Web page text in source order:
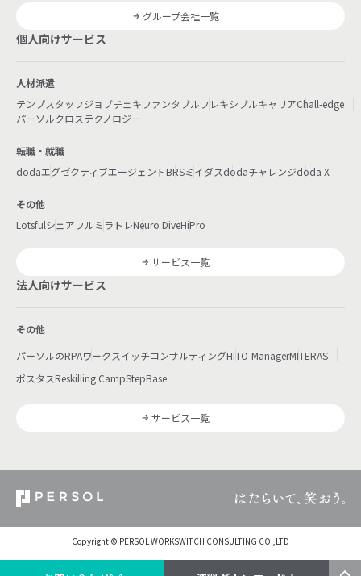
グループ会社一覧
個人向けサービス
人材派遣
テンプスタッフジョブチェキファンタブルフレキシブルキャリアChall-edge
パーソルクロステクノロジー
転職・就職
dodaエグゼクティブエージェントBRSミイダスdodaチャレンジdoda X
その他
LotsfulシェアフルミラトレNeuro DiveHiPro
サービス一覧
法人向けサービス
その他
パーソルのRPAワークスイッチコンサルティングHITO-ManagerMITERAS
ポスタスReskilling CampStepBase
サービス一覧
Copyright © PERSOL WORKSWITCH CONSULTING CO.,LTD